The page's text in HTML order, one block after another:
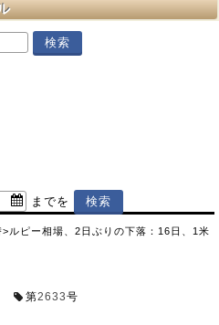
までを
>ルピー相場、2日ぶりの下落：16日、1米
第2633号